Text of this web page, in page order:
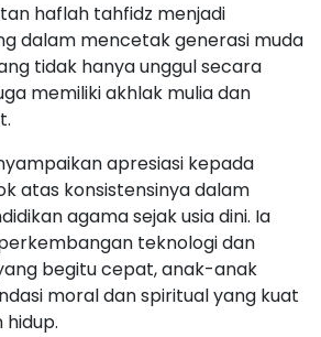
haflah tahfidz menjadi
dalam mencetak generasi muda
tidak hanya unggul secara
memiliki akhlak mulia dan
apresiasi kepada
atas konsistensinya dalam
agama sejak usia dini. Ia
teknologi dan
begitu cepat, anak-anak
moral dan spiritual yang kuat